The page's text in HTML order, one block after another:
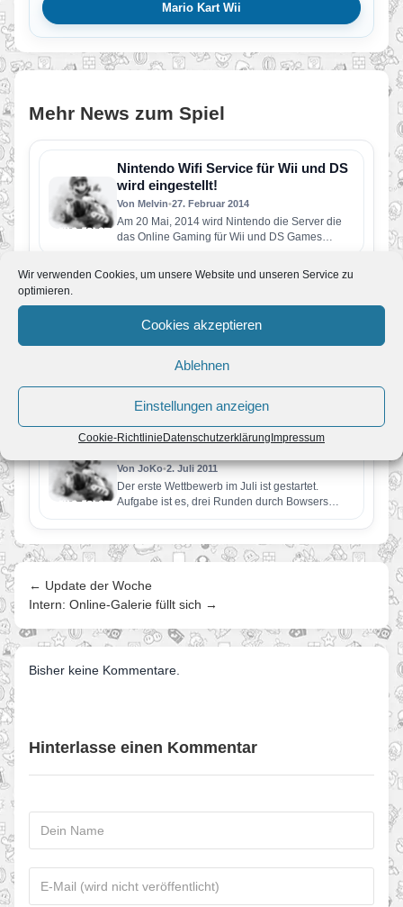
Wir verwenden Cookies, um unsere Website und unseren Service zu
optimieren.
Cookies akzeptieren
Ablehnen
Einstellungen anzeigen
Cookie-RichtlinieDatenschutzerklärungImpressum
Mario Kart Wii
Mehr News zum Spiel
Nintendo Wifi Service für Wii und DS
wird eingestellt!
Von Melvin•27. Februar 2014
Am 20 Mai, 2014 wird Nintendo die Server die
das Online Gaming für Wii und DS Games
79. Mario Kart Wii Wettbewerb
Wettbewerb. Diesmal den 36. und damit einen
78. Mario Kart Wii Wettbewerb
Langsam kann die Hoffnung auf einen komplett
neuen Wettbewerb wohl aufgegeben werden.
Aufgabe diesmal ist es 3 Runden…
Von JoKo•2. Juli 2011
Der erste Wettbewerb im Juli ist gestartet.
Aufgabe ist es, drei Runden durch Bowsers
Festung zu fahren. Dabei…
← Update der Woche
Intern: Online-Galerie füllt sich →
Bisher keine Kommentare.
Hinterlasse einen Kommentar